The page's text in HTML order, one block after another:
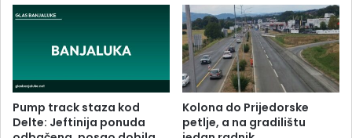
Pump track staza kod
Delte: Jeftinija ponuda
Kolona do Prijedorske
petlje, a na gradilištu